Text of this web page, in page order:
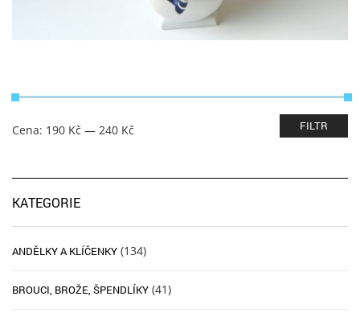
cena
cena
FILTR
Cena: 190 Kč — 240 Kč
KATEGORIE
ANDĚLKY A KLÍČENKY (134)
BROUCI, BROŽE, ŠPENDLÍKY (41)